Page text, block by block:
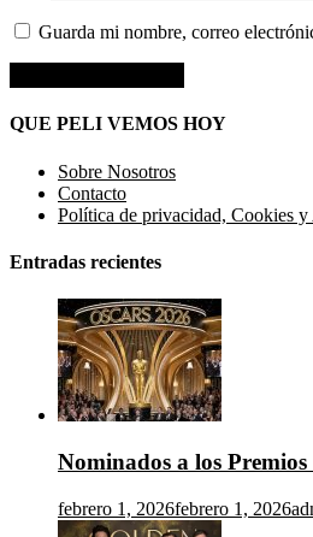
Guarda mi nombre, correo
QUE PELI VEMOS HOY
Sobre Nosotros
Contacto
Política de privacidad, Cookies
Entradas recientes
Nominados a los Premios
febrero 1, 2026febrero 1, 2026